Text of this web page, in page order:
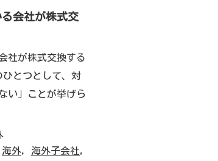
会社が株式交
社が株式交換する
とつとして、対
い」ことが挙げら
海外, 海外子会社,